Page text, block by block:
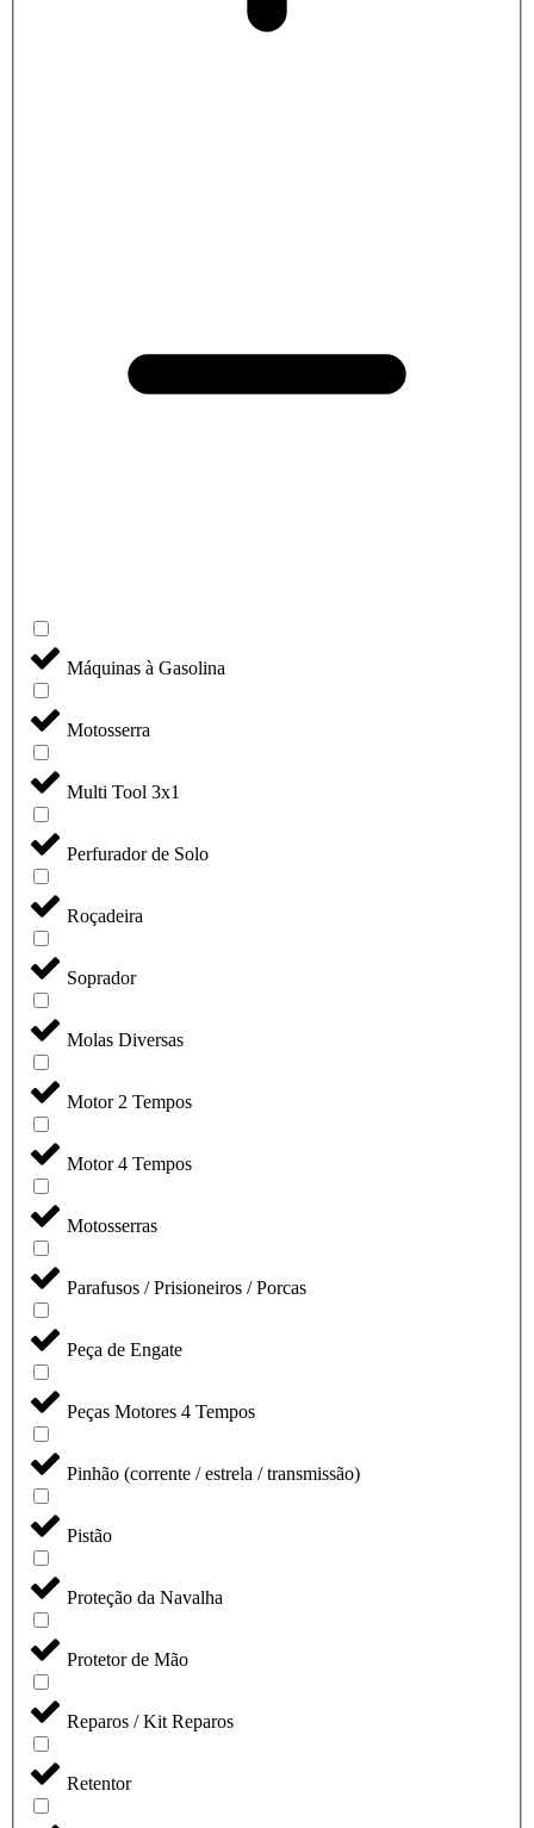
Máquinas à Gasolina
Motosserra
Multi Tool 3x1
Perfurador de Solo
Roçadeira
Soprador
Molas Diversas
Motor 2 Tempos
Motor 4 Tempos
Motosserras
Parafusos / Prisioneiros / Porcas
Peça de Engate
Peças Motores 4 Tempos
Pinhão (corrente / estrela / transmissão)
Pistão
Proteção da Navalha
Protetor de Mão
Reparos / Kit Reparos
Retentor